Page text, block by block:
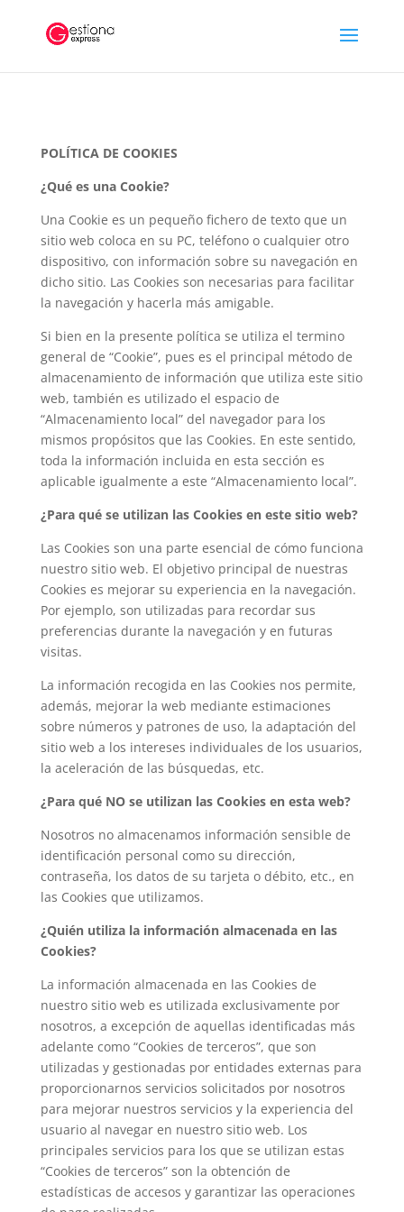
POLÍTICA DE COOKIES
¿Qué es una Cookie?
Una Cookie es un pequeño fichero de texto que un
sitio web coloca en su PC, teléfono o cualquier otro
dispositivo, con información sobre su navegación en
dicho sitio. Las Cookies son necesarias para facilitar
la navegación y hacerla más amigable.
Si bien en la presente política se utiliza el termino
general de “Cookie”, pues es el principal método de
almacenamiento de información que utiliza este sitio
web, también es utilizado el espacio de
“Almacenamiento local” del navegador para los
mismos propósitos que las Cookies. En este sentido,
toda la información incluida en esta sección es
aplicable igualmente a este “Almacenamiento local”.
¿Para qué se utilizan las Cookies en este sitio web?
Las Cookies son una parte esencial de cómo funciona
nuestro sitio web. El objetivo principal de nuestras
Cookies es mejorar su experiencia en la navegación.
Por ejemplo, son utilizadas para recordar sus
preferencias durante la navegación y en futuras
visitas.
La información recogida en las Cookies nos permite,
además, mejorar la web mediante estimaciones
sobre números y patrones de uso, la adaptación del
sitio web a los intereses individuales de los usuarios,
la aceleración de las búsquedas, etc.
¿Para qué NO se utilizan las Cookies en esta web?
Nosotros no almacenamos información sensible de
identificación personal como su dirección,
contraseña, los datos de su tarjeta o débito, etc., en
las Cookies que utilizamos.
¿Quién utiliza la información almacenada en las
Cookies?
La información almacenada en las Cookies de
nuestro sitio web es utilizada exclusivamente por
nosotros, a excepción de aquellas identificadas más
adelante como “Cookies de terceros”, que son
utilizadas y gestionadas por entidades externas para
proporcionarnos servicios solicitados por nosotros
para mejorar nuestros servicios y la experiencia del
usuario al navegar en nuestro sitio web. Los
principales servicios para los que se utilizan estas
“Cookies de terceros” son la obtención de
estadísticas de accesos y garantizar las operaciones